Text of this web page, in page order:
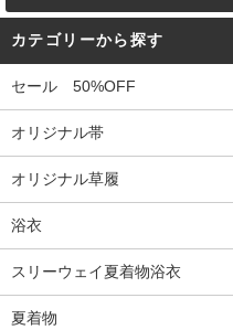
カテゴリーから探す
セール 50%OFF
オリジナル帯
オリジナル草履
浴衣
スリーウェイ夏着物浴衣
夏着物